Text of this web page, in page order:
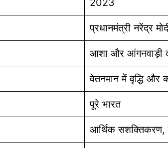
प्रधानमंत्री नरेंद्र
आशा और आंगनवाड़ी
वेतनमान में वृद्धि और
पूरे भारत
आर्थिक सशक्तिकरण,